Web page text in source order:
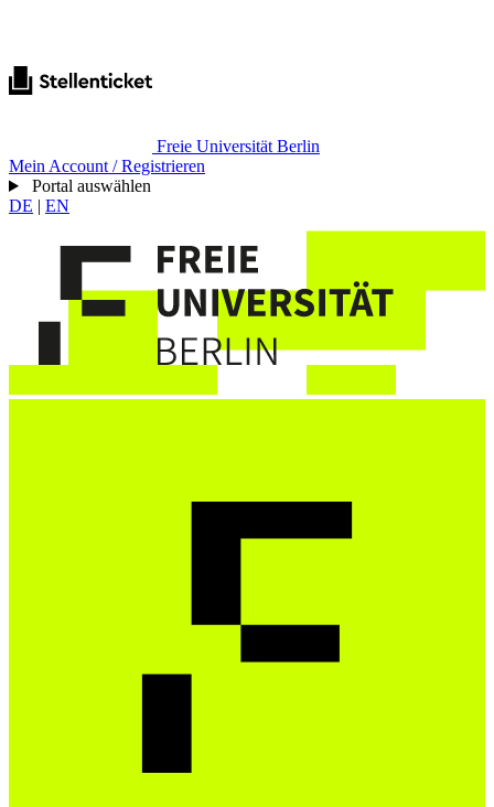
Freie Universität Berlin
Mein Account / Registrieren
Portal auswählen
DE | EN